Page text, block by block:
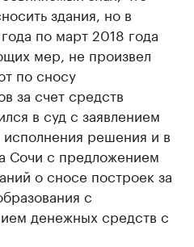
здания, но в
по март 2018 года
мер, не произвел
по сносу
за счет средств
в суд с заявлением
решения и в
Сочи с предложением
о сносе построек за
с
денежных средств с